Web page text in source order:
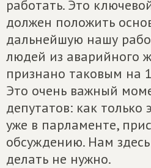
работать. Это
должен положить
дальнейшую нашу
людей из аварийного
признано таковым на
Это очень важный
депутатов: как только
уже в парламенте,
обсуждению. Нам
делать не нужно.